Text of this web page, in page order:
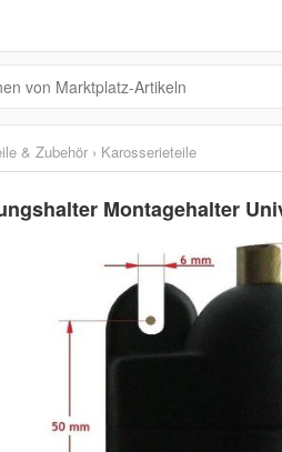
& Zubehör › Karosserieteile
Montagehalter